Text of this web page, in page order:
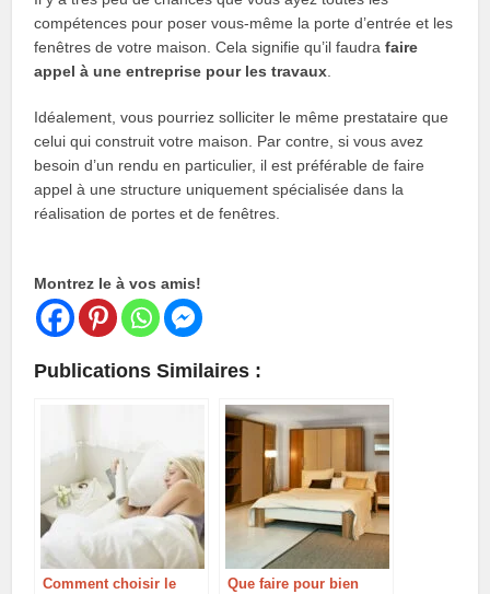
compétences pour poser vous-même la porte d’entrée et les
fenêtres de votre maison. Cela signifie qu’il faudrafaire
appel à une entreprise pour les travaux.
Idéalement, vous pourriez solliciter le même prestataire que
celui qui construit votre maison. Par contre, si vous avez
besoin d’un rendu en particulier, il est préférable de faire
appel à une structure uniquement spécialisée dans la
réalisation de portes et de fenêtres.
Montrez le à vos amis!
Publications Similaires :
Comment choisir le
Que faire pour bien